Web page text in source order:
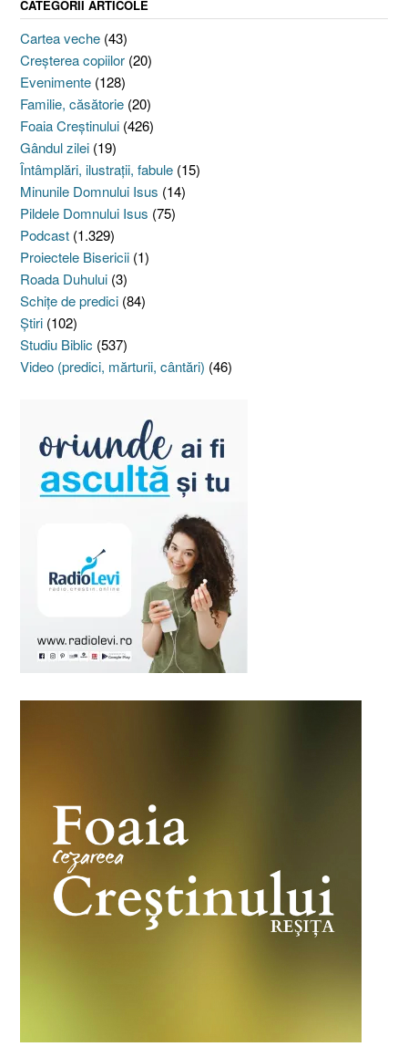
CATEGORII ARTICOLE
Cartea veche (43)
Creşterea copiilor (20)
Evenimente (128)
Familie, căsătorie (20)
Foaia Creştinului (426)
Gândul zilei (19)
Întâmplări, ilustraţii, fabule (15)
Minunile Domnului Isus (14)
Pildele Domnului Isus (75)
Podcast (1.329)
Proiectele Bisericii (1)
Roada Duhului (3)
Schiţe de predici (84)
Ştiri (102)
Studiu Biblic (537)
Video (predici, mărturii, cântări) (46)